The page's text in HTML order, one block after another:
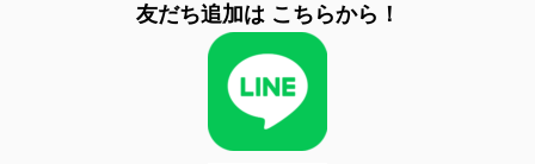
友だち追加は こちらから！